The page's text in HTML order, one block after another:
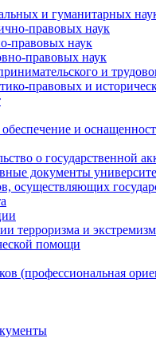
и гуманитарных
правовых наук
правовых наук
правовых наук
и
правовых и
и
о государственной
документы
осуществляющих
терроризма и
помощи
(профессиональная